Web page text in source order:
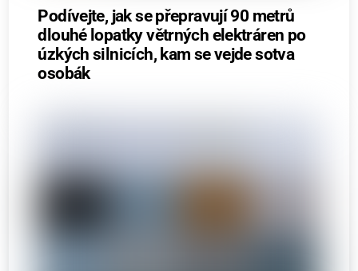
Podívejte, jak se přepravují 90 metrů
dlouhé lopatky větrných elektráren po
úzkých silnicích, kam se vejde sotva
osobák